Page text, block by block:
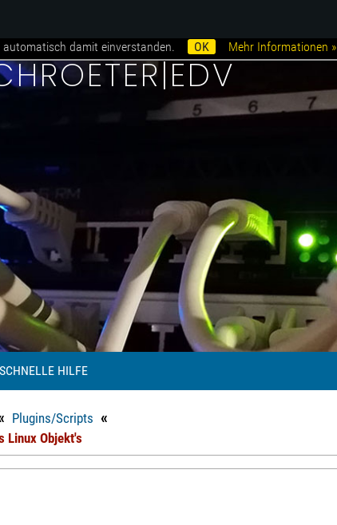
SCHNELLE HILFE
Plugins/Scripts «
Linux Objekt's
automatisch damit einverstanden. OK Mehr Informationen »